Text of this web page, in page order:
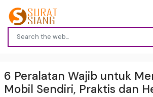
6 Peralatan Wajib untuk
Mobil Sendiri, Praktis dan